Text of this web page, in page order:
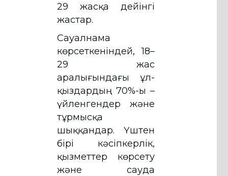
29 жасқа дейінгі
жастар.
Сауалнама
көрсеткеніндей, 18–
29 жас
аралығындағы ұл-
қыздардың 70%-ы –
үйленгендер және
тұрмысқа
шыққандар. Үштен
бірі кәсіпкерлік,
қызметтер көрсету
және сауда